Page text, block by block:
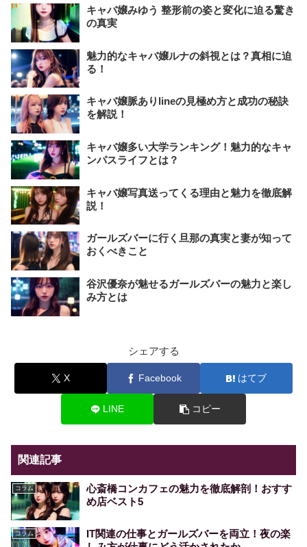
キャバ嬢みゆう 整形前の姿と変化に迫る驚き
の真実
魅力的なキャバ嬢ルナの斜視とは？真相に迫
る！
キャバ嬢脈ありlineの見極め方と成功の秘訣
を解説！
キャバ嬢多い大学ランキング！魅力的なキャ
ンパスライフとは？
キャバ嬢写真送ってくる理由と魅力を徹底解
説！
ガールズバーに行く旦那の真実と妻が知って
おくべきこと
谷沢優奈が魅せるガールズバーの魅力と楽し
み方とは
シェアする
X Facebook はてブ
LINE コピー
関連記事
コラム
心斎橋コンカフェの魅力を徹底解剖！おすす
め店ベスト5
コラム
IT関連の仕事とガールズバーを両立！夜の楽